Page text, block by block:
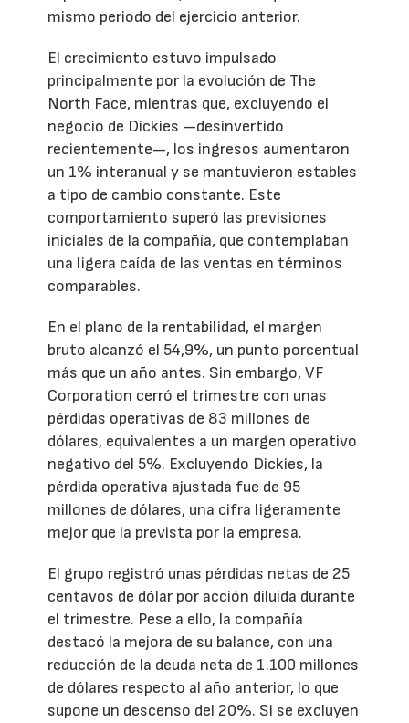
mismo periodo del ejercicio anterior.
El crecimiento estuvo impulsado
principalmente por la evolución de The
North Face, mientras que, excluyendo el
negocio de Dickies —desinvertido
recientemente—, los ingresos aumentaron
un 1% interanual y se mantuvieron estables
a tipo de cambio constante. Este
comportamiento superó las previsiones
iniciales de la compañía, que contemplaban
una ligera caída de las ventas en términos
comparables.
En el plano de la rentabilidad, el margen
bruto alcanzó el 54,9%, un punto porcentual
más que un año antes. Sin embargo, VF
Corporation cerró el trimestre con unas
pérdidas operativas de 83 millones de
dólares, equivalentes a un margen operativo
negativo del 5%. Excluyendo Dickies, la
pérdida operativa ajustada fue de 95
millones de dólares, una cifra ligeramente
mejor que la prevista por la empresa.
El grupo registró unas pérdidas netas de 25
centavos de dólar por acción diluida durante
el trimestre. Pese a ello, la compañía
destacó la mejora de su balance, con una
reducción de la deuda neta de 1.100 millones
de dólares respecto al año anterior, lo que
supone un descenso del 20%. Si se excluyen